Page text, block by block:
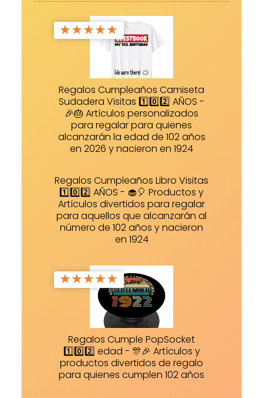
★★★★★
Regalos Cumpleaños Camiseta
Sudadera Visitas 1️⃣0️⃣2️⃣ AÑOS -
🎉🎂 Artículos personalizados
para regalar para quienes
alcanzarán la edad de 102 años
en 2026 y nacieron en 1924
Regalos Cumpleaños Libro Visitas
1️⃣0️⃣2️⃣ AÑOS - 🧁🎈 Productos y
Artículos divertidos para regalar
para aquellos que alcanzarán al
número de 102 años y nacieron
en 1924
★★★★★
Regalos Cumple PopSocket
1️⃣0️⃣2️⃣ edad - 🎊🎉 Artículos y
productos divertidos de regalo
para quienes cumplen 102 años